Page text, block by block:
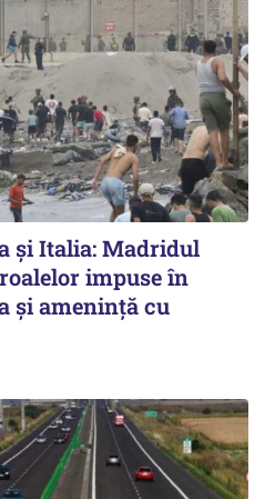
și Italia: Madridul
impuse în
și amenință cu